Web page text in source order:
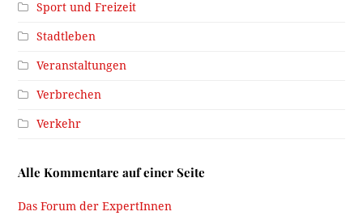
Sport und Freizeit
Stadtleben
Veranstaltungen
Verbrechen
Verkehr
Alle Kommentare auf einer Seite
Das Forum der ExpertInnen